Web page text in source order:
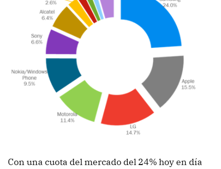
Con una cuota del mercado del 24% hoy en día